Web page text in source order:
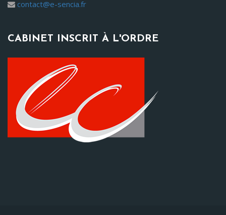
contact@e-sencia.fr
CABINET INSCRIT À L'ORDRE